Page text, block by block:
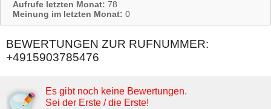
Aufrufe letzten Monat: 78
Meinung im letzten Monat: 0
BEWERTUNGEN ZUR RUFNUMMER:
+4915903785476
Es gibt noch keine Bewertungen.
Sei der Erste / die Erste!